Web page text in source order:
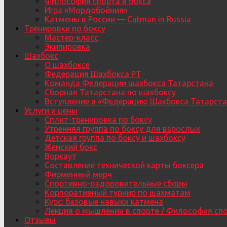
Игра «Мордобойния»
Катмены в России — Cutman in Russia
Тренировки по боксу
Мастер-класс
Экипировка
Шахбокс
О шахбоксе
Федерация Шахбокса РТ
Команда Федерации шахбокса Татарстана
Сборная Татарстана по шахбоксу
Вступление в «Федерацию Шахбокса
Услуги и цены
Сплит-тренировка по боксу
Утренняя группа по боксу для взрослых
Детская группа по боксу и шахбоксу
Женский бокс
Воркаут
Составление технической карты боксера
Фирменный мерч
Спортивно-оздоровительные сборы
Корпоративный турнир по шахматам
Курс: базовые навыки катмена
Лекция о мышлении в спорте / Философия
Отзывы